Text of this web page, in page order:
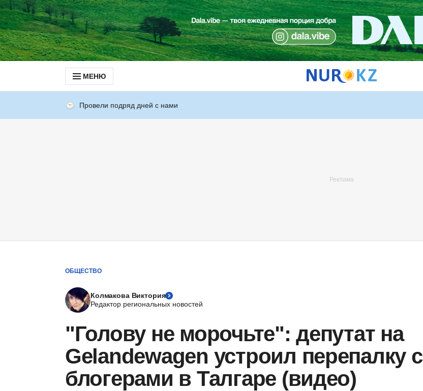
МЕНЮ
Провели подряд дней с нами
ОБЩЕСТВО
Колмакова Виктория
Редактор региональных новостей
"Голову не морочьте": депутат на
Gelandewagen устроил перепалку с
блогерами в Талгаре (видео)